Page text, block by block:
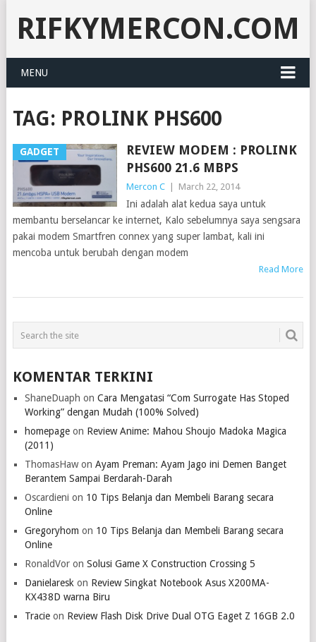
RIFKYMERCON.COM
MENU
TAG: PROLINK PHS600
GADGET
REVIEW MODEM : PROLINK
PHS600 21.6 MBPS
Mercon C March 22, 2014
Ini adalah alat kedua saya untuk
membantu berselancar ke internet, Kalo sebelumnya saya sengsara
pakai modem Smartfren connex yang super lambat, kali ini
mencoba untuk berubah dengan modem
Read More
KOMENTAR TERKINI
ShaneDuaph on Cara Mengatasi “Com Surrogate Has Stoped
Working” dengan Mudah (100% Solved)
homepageon Review Anime: Mahou Shoujo Madoka Magica
(2011)
ThomasHawon Ayam Preman: Ayam Jago ini Demen Banget
Berantem Sampai Berdarah-Darah
Oscardieni on 10 Tips Belanja dan Membeli Barang secara
Online
Gregoryhom on 10 Tips Belanja dan Membeli Barang secara
Online
RonaldVoron Solusi Game X Construction Crossing 5
Danielaresk on Review Singkat Notebook Asus X200MA-
KX438D warna Biru
Tracieon Review Flash Disk Drive Dual OTG Eaget Z 16GB 2.0